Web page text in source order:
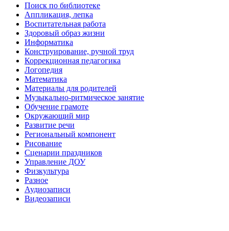
Поиск по библиотеке
Аппликация, лепка
Воспитательная работа
Здоровый образ жизни
Информатика
Конструирование, ручной труд
Коррекционная педагогика
Логопедия
Математика
Материалы для родителей
Музыкально-ритмическое занятие
Обучение грамоте
Окружающий мир
Развитие речи
Региональный компонент
Рисование
Сценарии праздников
Управление ДОУ
Физкультура
Разное
Аудиозаписи
Видеозаписи